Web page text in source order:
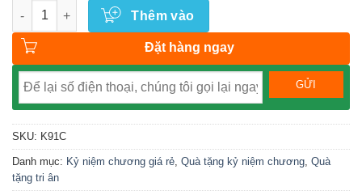
Số lượng
Thêm vào
Đặt hàng ngay
SKU: K91C
Danh mục: Kỷ niệm chương giá rẻ Quà tặng kỷ niệm chương Quà
tặng tri ân